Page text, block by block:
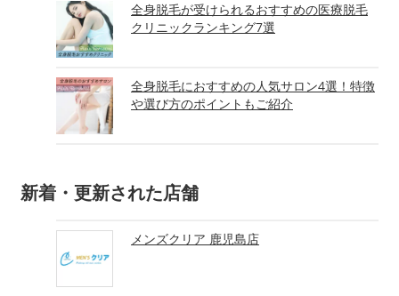
全身脱毛が受けられるおすすめの医療脱毛
クリニックランキング7選
全身脱毛におすすめの人気サロン4選！特徴
や選び方のポイントもご紹介
新着・更新された店舗
メンズクリア 鹿児島店